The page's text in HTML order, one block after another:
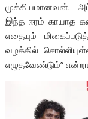
முக்கியமானவன்.
இந்த ஈரம் காயாத
எதையும்
வழக்கில்
எழுதவேண்டும்”